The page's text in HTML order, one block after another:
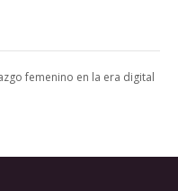
femenino en la era digital